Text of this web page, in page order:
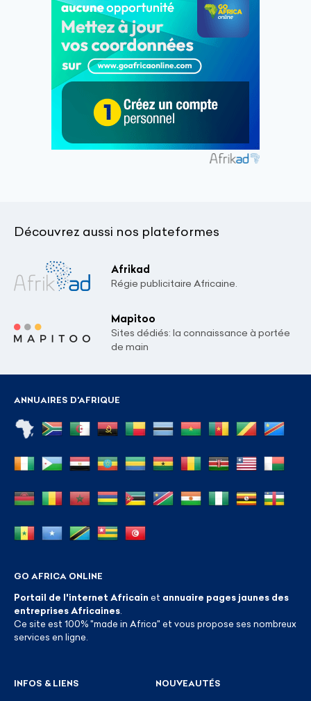
Découvrez aussi nos plateformes
Afrikad
Régie publicitaire Africaine.
Mapitoo
Sites dédiés: la connaissance à portée
de main
ANNUAIRES D'AFRIQUE
GO AFRICA ONLINE
Portail de l'internet Africain et annuaire pages jaunes des
entreprises Africaines
Ce site est 100% "made in Africa" et vous propose ses nombreux
services en ligne.
INFOS & LIENS NOUVEAUTÉS